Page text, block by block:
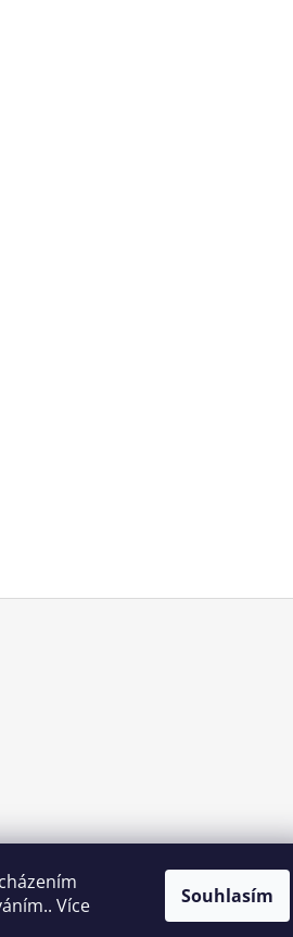
Více
Souhlasím